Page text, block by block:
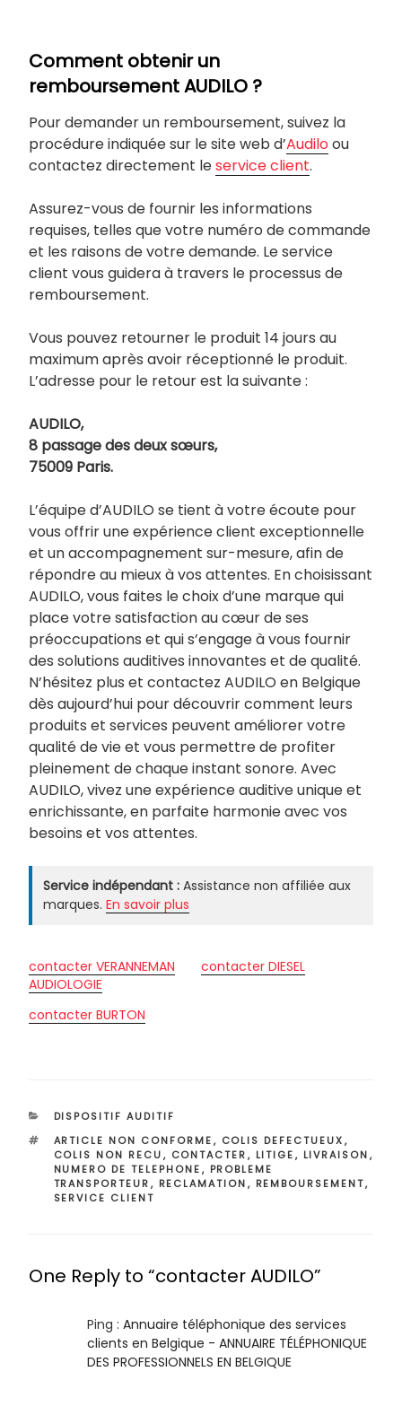
Comment obtenir un
remboursement AUDILO ?
Pour demander un remboursement, suivez la
procédure indiquée sur le site web d’Audiloou
contactez directement leservice client.
Assurez-vous de fournir les informations
requises, telles que votre numéro de commande
et les raisons de votre demande. Le service
client vous guidera à travers le processus de
remboursement.
Vous pouvez retourner le produit 14 jours au
maximum après avoir réceptionné le produit.
L’adresse pour le retour est la suivante :
AUDILO,
8 passage des deux sœurs,
75009 Paris.
L’équipe d’AUDILO se tient à votre écoute pour
vous offrir une expérience client exceptionnelle
et un accompagnement sur-mesure, afin de
répondre au mieux à vos attentes. En choisissant
AUDILO, vous faites le choix d’une marque qui
place votre satisfaction au cœur de ses
préoccupations et qui s’engage à vous fournir
des solutions auditives innovantes et de qualité.
N’hésitez plus et contactez AUDILO en Belgique
dès aujourd’hui pour découvrir comment leurs
produits et services peuvent améliorer votre
qualité de vie et vous permettre de profiter
pleinement de chaque instant sonore. Avec
AUDILO, vivez une expérience auditive unique et
enrichissante, en parfaite harmonie avec vos
besoins et vos attentes.
Service indépendant : Assistance non affiliée aux
marques. En savoir plus
contacter VERANNEMAN
AUDIOLOGIE
contacter DIESEL
contacter BURTON
CATÉGORIES
DISPOSITIF AUDITIF
ÉTIQUETTES
ARTICLE NON CONFORME, COLIS DEFECTUEUX,
COLIS NON RECU, CONTACTER, LITIGE, LIVRAISON,
NUMERO DE TELEPHONE, PROBLEME
TRANSPORTEUR, RECLAMATION, REMBOURSEMENT,
SERVICE CLIENT
One Reply to “contacter AUDILO”
Ping : Annuaire téléphonique des services
clients en Belgique - ANNUAIRE TÉLÉPHONIQUE
DES PROFESSIONNELS EN BELGIQUE